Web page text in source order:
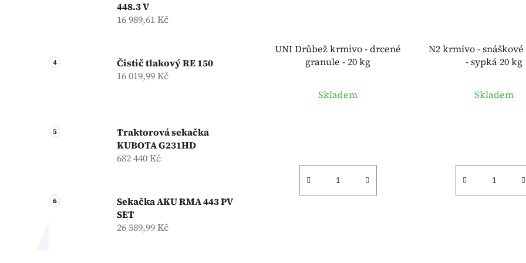
448.3 V
16 989,61 Kč
Čistič tlakový RE 150
16 019,99 Kč
Traktorová sekačka
KUBOTA G231HD
682 440 Kč
Sekačka AKU RMA 443 PV
SET
26 589,99 Kč
UNI Drůbež krmivo - drcené
granule - 20 kg
Skladem
N2 krmivo - snáškové
- sypká 20 kg
z
5
Skladem